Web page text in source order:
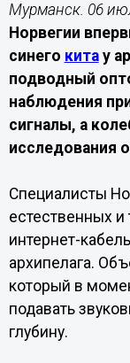
Мурманск. 06
Норвегии
синего китау
подводный
наблюдения
сигналы, а
исследования
Специалисты
естественных и
интернет-
архипелага.
который в
подавать
глубину.